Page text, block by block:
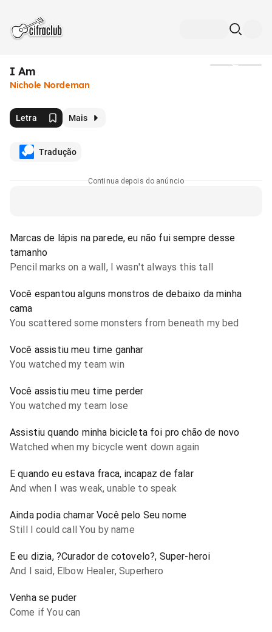
I Am
Nichole Nordeman
Letra Mais
Tradução
Continua depois do anúncio
Marcas de lápis na parede, eu não fui sempre desse
tamanho
Pencil marks on a wall, I wasn't always this tall
Você espantou alguns monstros de debaixo da minha
cama
You scattered some monsters from beneath my bed
Você assistiu meu time ganhar
You watched my team win
Você assistiu meu time perder
You watched my team lose
Assistiu quando minha bicicleta foi pro chão de novo
Watched when my bicycle went down again
E quando eu estava fraca, incapaz de falar
And when I was weak, unable to speak
Ainda podia chamar Você pelo Seu nome
Still I could call You by name
E eu dizia, ?Curador de cotovelo?, Super-heroi
And I said, Elbow Healer, Superhero
Venha se puder
Come if You can